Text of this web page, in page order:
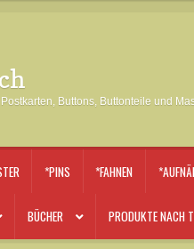
Buttons, Buttonteile und
*PINS *FAHNEN
BÜCHER PRODUKTE NACH